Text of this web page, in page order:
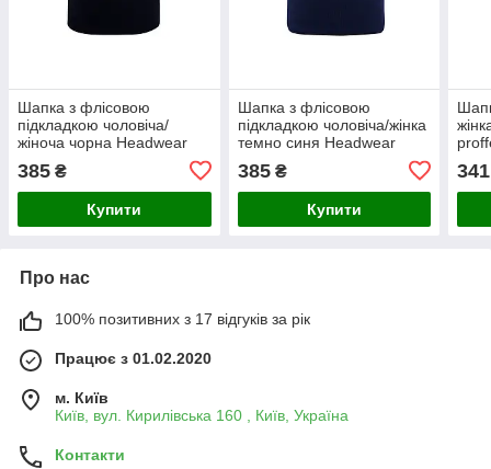
Шапка з флісовою
підкладкою чоловіча/
жіноча чорна Headwear
385 ₴
Купити
Шапка з флісовою
підкладкою чоловіча/жінка
темно синя Headwear
385₴
Купити
341
Про нас
100% позитивних з 17 відгуків за рік
Працює з 01.02.2020
м. Київ
Київ, вул. Кирилівська 160 , Київ, Україна
Контакти